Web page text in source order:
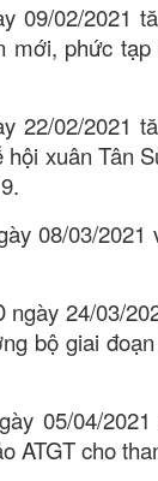
09/02/2021
mới, phức tạp
22/02/2021
xuân Tân
08/03/2021
24/03/
bộ giai
05/04/
ATGT cho